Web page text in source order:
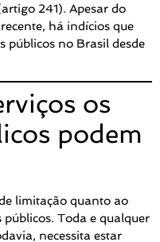
241). Apesar do
há indícios que
públicos no Brasil desde
os
podem
limitação quanto ao
públicos. Toda e qualquer
necessita estar